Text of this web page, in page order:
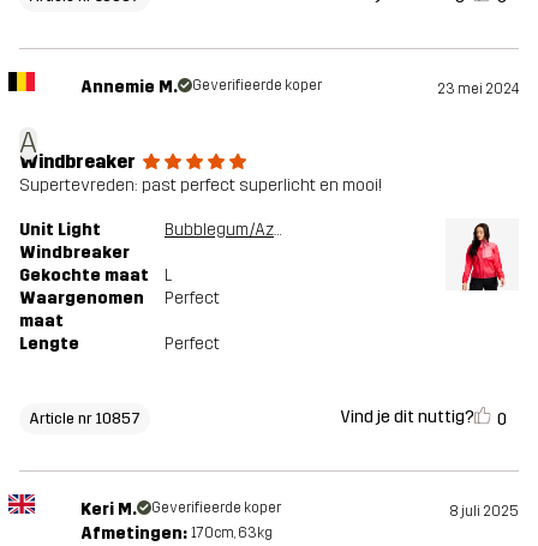
A
Annemie M. Geverifieerde koper 23 mei 2024
Windbreaker
Supertevreden: past perfect superlicht en mooi!
Unit Light
Windbreaker
Bubblegum/Azalea
Gekochte maat
L
Waargenomen
maat
Perfect
Lengte Perfect
Article nr 10857 Vind je dit nuttig? 0
Keri M. Geverifieerde koper 8 juli 2025
Afmetingen: 170cm, 63kg